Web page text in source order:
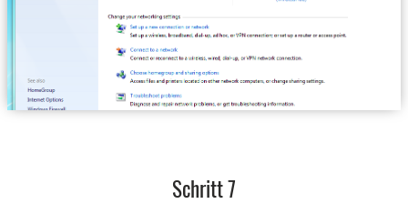
Schritt 7